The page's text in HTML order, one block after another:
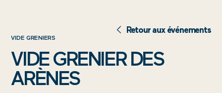
FAIRE
S’INSPIRER
AGENDA
VIDE GRENIERS
Retour aux événements
VIDE GRENIER DES
ARÈNES